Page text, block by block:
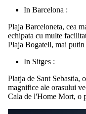
In Barcelona :
Plaja Barceloneta, cea
echipata cu multe
Plaja Bogatell, mai
In Sitges :
Platja de Sant Sebastia,
magnifice ale orasului
Cala de l'Home Mort, o